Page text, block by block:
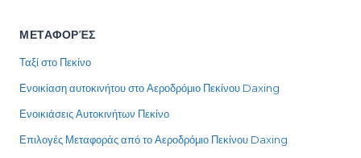
ΜΕΤΑΦΟΡΈΣ
Ταξί στο Πεκίνο
Ενοικίαση αυτοκινήτου στο Αεροδρόμιο Πεκίνου Daxing
Ενοικιάσεις Αυτοκινήτων Πεκίνο
Επιλογές Μεταφοράς από το Αεροδρόμιο Πεκίνου Daxing